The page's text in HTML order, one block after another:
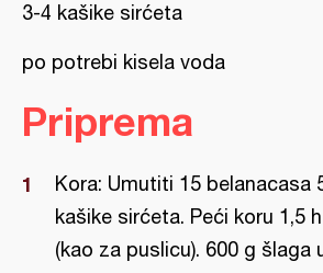
3-4 kašike sirćeta
po potrebi kisela voda
Priprema
Kora: Umutiti 15 belanacasa
kašike sirćeta. Peći koru 1,5
(kao za puslicu). 600 g šlaga